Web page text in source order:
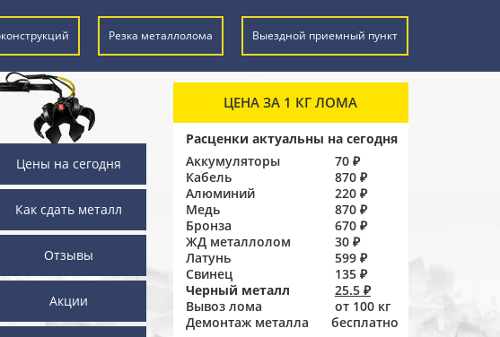
Резка металлолома Выездной приемный пункт
ЦЕНА ЗА 1 КГ ЛОМА
Расценки актуальны на сегодня
Аккумуляторы
70 ₽
Кабель
870 ₽
Алюминий
220 ₽
Медь
870 ₽
Бронза
670 ₽
ЖД металлолом
30 ₽
Латунь
599 ₽
Свинец
135 ₽
Черный металл
25.5 ₽
Вывоз лома
от 100 кг
Демонтаж металла
бесплатно
Цены на сегодня
Как сдать металл
Отзывы
Акции